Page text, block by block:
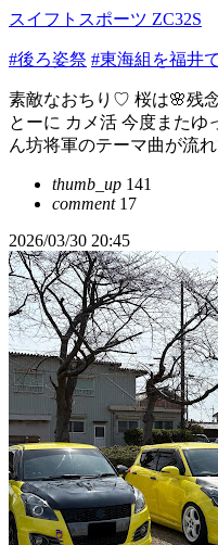
スイフトスポーツ ZC32S
#後ろ姿祭 #東海組を福井
素敵なおちり♡ 桜は🌸残
とーに カメ活 今度またゆ
ん坊将軍のテーマ曲が流
thumb_up 141
comment17
2026/03/30 20:45